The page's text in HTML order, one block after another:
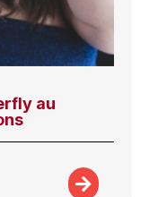
au